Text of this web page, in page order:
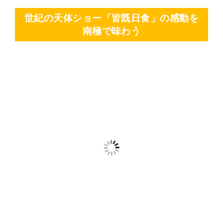
世紀の天体ショー「皆既日食」の感動を
南極で味わう